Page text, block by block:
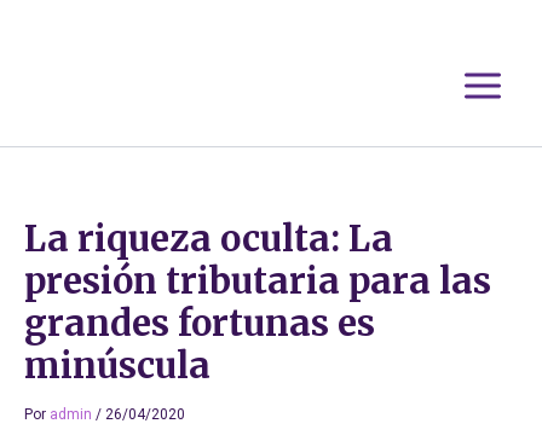
La riqueza oculta: La
presión tributaria para las
grandes fortunas es
minúscula
Por admin / 26/04/2020